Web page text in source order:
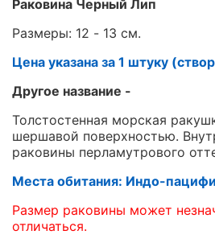
Раковина Черный Лип
Размеры: 12 - 13 см.
Цена указана за 1 штуку
Другое название -
Толстостенная морская
шершавой поверхностью.
раковины перламутрового
Места обитания: Индо-
Размер раковины может
отличаться.